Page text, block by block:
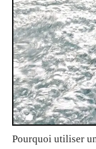
Pourquoi utiliser